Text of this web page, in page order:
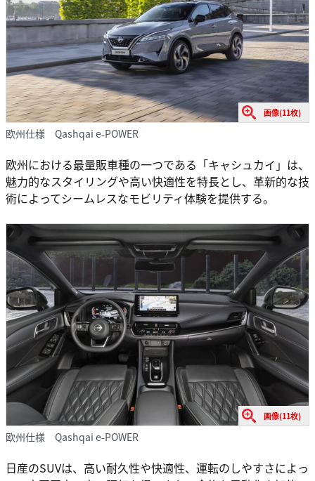
画像(11枚)
欧州仕様 Qashqai e-POWER
欧州における最量販車種の一つである「キャシュカイ」は、
魅力的なスタイリングや高い快適性を特長とし、革新的な技
術によってシームレスなモビリティ体験を提供する。
画像(11枚)
欧州仕様 Qashqai e-POWER
日産のSUVは、高い耐久性や快適性、運転のしやすさによっ